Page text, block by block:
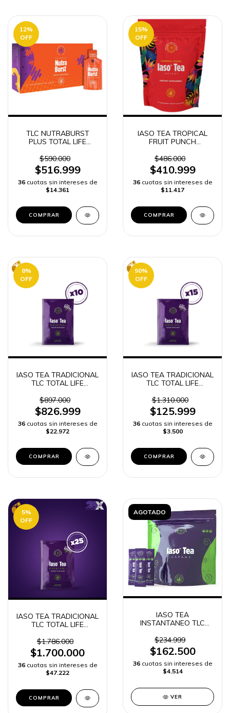
12%
OFF
TLC NUTRABURST
PLUS TOTAL LIFE
CHANGES
$590.000
$516.999
36 cuotas sin intereses de
$14.361
15%
OFF
IASO TEA TROPICAL
FRUIT PUNCH
LIFE CHANGES 25
SOBRES
$486.000
$410.999
36 cuotas sin intereses de
$11.417
8%
OFF
IASO TEA TRADICIONAL
TLC TOTAL LIFE
$897.000
$826.999
36 cuotas sin intereses de
$22.972
90%
OFF
IASO TEA TRADICIONAL
TLC TOTAL LIFE
$1.310.000
$125.999
36 cuotas sin intereses de
$3.500
5%
OFF
IASO TEA TRADICIONAL
TLC TOTAL LIFE
$1.786.000
$1.700.000
36 cuotas sin intereses de
$47.222
AGOTADO
IASO TEA
INSTANTANEO TLC
10 sobres
$234.999
$162.500
36 cuotas sin intereses de
$4.514
VER